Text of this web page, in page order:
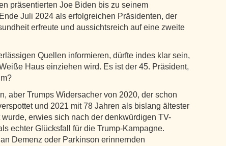
präsentierten Joe Biden bis zu seinem
Juli 2024 als erfolgreichen Präsidenten, der
erfreute und aussichtsreich auf eine zweite
Quellen informieren, dürfte indes klar sein,
Haus einziehen wird. Es ist der 45. Präsident,
aber Trumps Widersacher von 2020, der schon
und 2021 mit 78 Jahren als bislang ältester
erwies sich nach der denkwürdigen TV-
echter Glücksfall für die Trump-Kampagne.
Demenz oder Parkinson erinnernden